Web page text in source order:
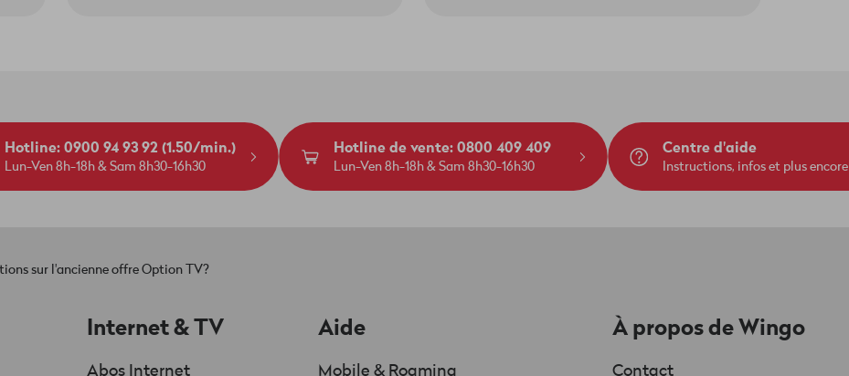
Hotline: 0900 94 93 92 (1.50/min.)
Lun-Ven 8h-18h & Sam 8h30-16h30
Hotline de vente: 0800 409 409
Lun-Ven 8h-18h & Sam 8h30-16h30
Centre d'aide
Instructions, infos et plus encore
sur l'ancienne offre Option TV?
Internet & TV
Abos Internet
Aide
Mobile & Roaming
À propos de Wingo
Contact